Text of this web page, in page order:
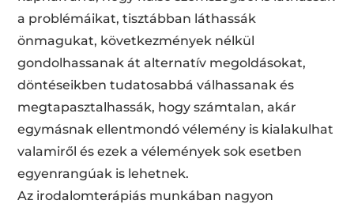
a problémáikat, tisztábban láthassák
önmagukat, következmények nélkül
gondolhassanak át alternatív megoldásokat,
döntéseikben tudatosabbá válhassanak és
megtapasztalhassák, hogy számtalan, akár
egymásnak ellentmondó vélemény is kialakulhat
valamiről és ezek a vélemények sok esetben
egyenrangúak is lehetnek.
Az irodalomterápiás munkában nagyon